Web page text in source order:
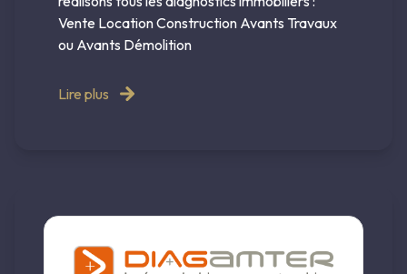
Vente Location Construction Avants Travaux
ou Avants Démolition
Lire plus